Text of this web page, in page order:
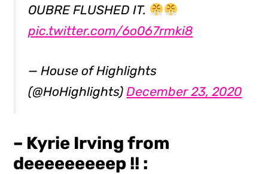
OUBRE FLUSHED IT.
pic.twitter.com/6o067rmki8
— House of Highlights
(@HoHighlights)December 23, 2020
– Kyrie Irving from
deeeeeeeeep !! :